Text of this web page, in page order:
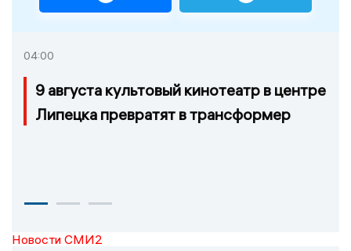
04:00
9 августа культовый кинотеатр в центре
Липецка превратят в трансформер
Новости СМИ2